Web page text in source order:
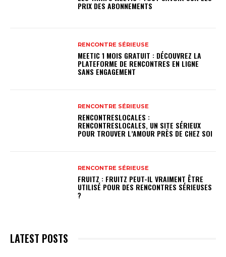
PRIX DES ABONNEMENTS
RENCONTRE SÉRIEUSE
MEETIC 1 MOIS GRATUIT : DÉCOUVREZ LA
PLATEFORME DE RENCONTRES EN LIGNE
SANS ENGAGEMENT
RENCONTRE SÉRIEUSE
RENCONTRESLOCALES :
RENCONTRESLOCALES, UN SITE SÉRIEUX
POUR TROUVER L’AMOUR PRÈS DE CHEZ SOI
RENCONTRE SÉRIEUSE
FRUITZ : FRUITZ PEUT-IL VRAIMENT ÊTRE
UTILISÉ POUR DES RENCONTRES SÉRIEUSES
?
LATEST POSTS